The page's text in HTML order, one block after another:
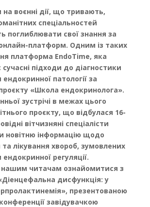
воєнні дії, що тривають,
спеціальностей
поглиблювати свої знання за
платформ. Одним із таких
платформа EndoTime, яка
сучасні підходи до діагностики
ендокринної патології за
«Школа ендокринолога».
зустрічі в межах цього
проєкту, що відбулася 16-
вітчизняні спеціалісти
новітню інформацію щодо
та лікування хвороб, зумовлених
регуляції.
нашим читачам ознайомитися з
дисфункція: у
презентованою
завідувачкою